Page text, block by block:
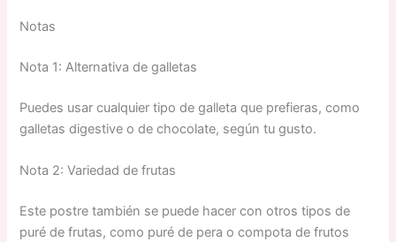
Notas
Nota 1: Alternativa de galletas
Puedes usar cualquier tipo de galleta que prefieras, como
galletas digestive o de chocolate, según tu gusto.
Nota 2: Variedad de frutas
Este postre también se puede hacer con otros tipos de
puré de frutas, como puré de pera o compota de frutos